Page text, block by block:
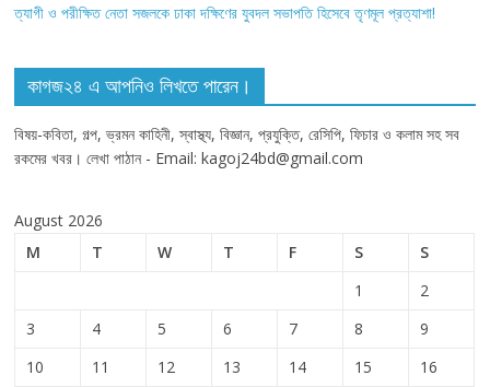
ত্যাগী ও পরীক্ষিত নেতা সজলকে ঢাকা দক্ষিণের যুবদল সভাপতি হিসেবে তৃণমূল প্রত্যাশা!
কাগজ২৪ এ আপনিও লিখতে পারেন।
বিষয়-কবিতা, গল্প, ভ্রমন কাহিনী, স্বাস্থ্য, বিজ্ঞান, প্রযুক্তি, রেসিপি, ফিচার ও কলাম সহ সব
রকমের খবর। লেখা পাঠান - Email: kagoj24bd@gmail.com
August 2026
M
T W T F S S
1
2
3
4 5 6 7 8
9
10
11 12 13 14 15
16